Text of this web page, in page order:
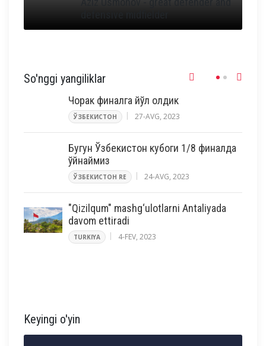
So'nggi yangiliklar
Чорак финалга йўл олдик
ЎЗБЕКИСТОН 27-AVG, 2023
Бугун Ўзбекистон кубоги 1/8 финалда
ўйнаймиз
ЎЗБЕКИСТОН RE 24-AVG, 2023
"Qizilqum" mashg‘ulotlarni Antaliyada
davom ettiradi
TURKIYA 4-FEV, 2023
Keyingi o'yin